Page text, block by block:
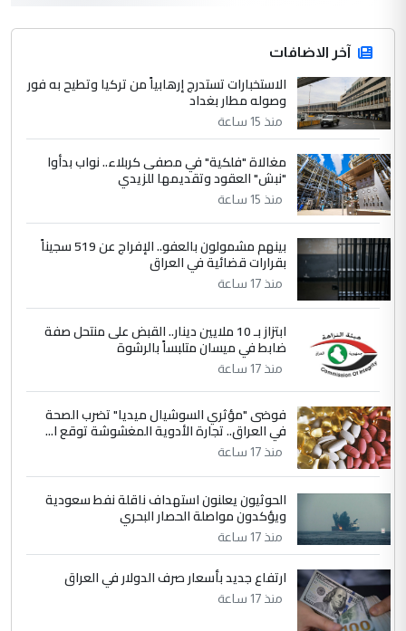
جنسية الرافد الثالث للعراق ومن اصول عريقة
ابا فرات ...
الموضوع :
الجواهري يرد على صدام حسين سل
مضجعيك يابن الزنا (نص كامل)
حيدر عاشور
التعليق : تحياتي لك استاذ حامدتركان. كلام
دقيق ومسؤول؛ فالاستثمار الحقيقي للإنسان
وثروات البلد يعتمد على الكفاءة ...
الموضوع :
بين الإهمال واغتصاب الأرض.. بلاد
الرافدين تعاني الجفاف والتصحر!!
التعليق : هذه الزيارة تنفع لبنان، دون الشعب
العراقي، الذي احترق بحر الصيف، في حين
حكومة الزيدي ...
الموضوع :
نواف سلام في بغداد.. "الفيول" مقابل
تصدير النفط العراقي
آخر الاضافات
الاستخبارات تستدرج إرهابياً من تركيا وتطيح به فور
وصوله مطار بغداد
منذ 15 ساعة
مغالاة "فلكية" في مصفى كربلاء.. نواب بدأوا
"نبش" العقود وتقديمها للزيدي
منذ 15 ساعة
بينهم مشمولون بالعفو.. الإفراج عن 519 سجيناً
بقرارات قضائية في العراق
منذ 17 ساعة
ابتزاز بـ 10 ملايين دينار.. القبض على منتحل صفة
ضابط في ميسان متلبساً بالرشوة
منذ 17 ساعة
فوضى "مؤثري السوشيال ميديا" تضرب الصحة
في العراق.. تجارة الأدوية المغشوشة توقع ا...
منذ 17 ساعة
الحوثيون يعلنون استهداف ناقلة نفط سعودية
ويؤكدون مواصلة الحصار البحري
منذ 17 ساعة
ارتفاع جديد بأسعار صرف الدولار في العراق
منذ 17 ساعة